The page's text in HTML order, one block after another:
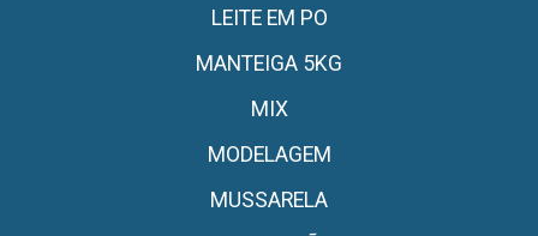
LEITE EM PO
MANTEIGA 5KG
MIX
MODELAGEM
MUSSARELA